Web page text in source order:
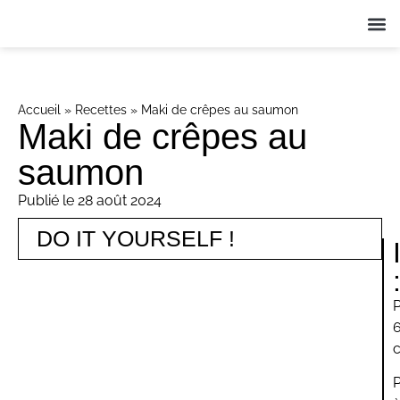
Accueil » Recettes » Maki de crêpes au saumon
Maki de crêpes au
saumon
Publié le 28 août 2024
:
DO IT YOURSELF !